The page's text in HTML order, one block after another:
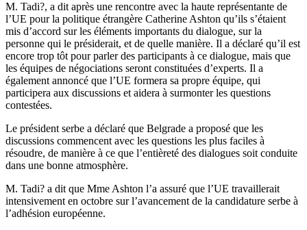
M. Tadi?, a dit après une rencontre avec la haute représentante de
l’UE pour la politique étrangère Catherine Ashton qu’ils s’étaient
mis d’accord sur les éléments importants du dialogue, sur la
personne qui le présiderait, et de quelle manière. Il a déclaré qu’il est
encore trop tôt pour parler des participants à ce dialogue, mais que
les équipes de négociations seront constituées d’experts. Il a
également annoncé que l’UE formera sa propre équipe, qui
participera aux discussions et aidera à surmonter les questions
contestées.
Le président serbe a déclaré que Belgrade a proposé que les
discussions commencent avec les questions les plus faciles à
résoudre, de manière à ce que l’entièreté des dialogues soit conduite
dans une bonne atmosphère.
M. Tadi? a dit que Mme Ashton l’a assuré que l’UE travaillerait
intensivement en octobre sur l’avancement de la candidature serbe à
l’adhésion européenne.